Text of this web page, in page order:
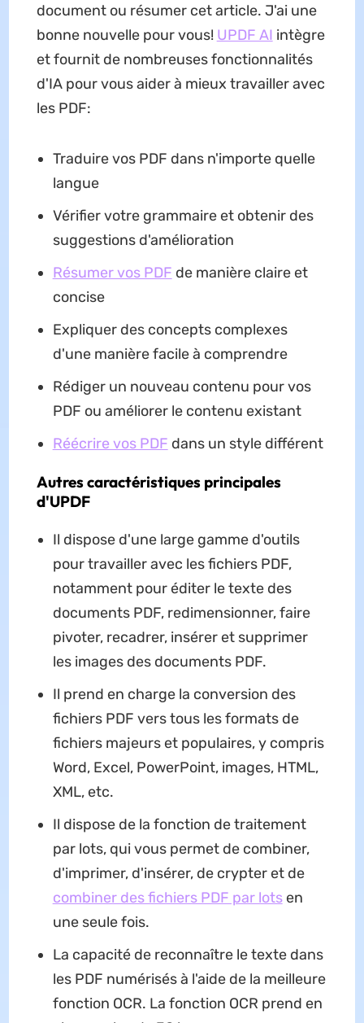
document ou résumer cet article. J'ai une
bonne nouvelle pour vous! UPDF AI intègre
et fournit de nombreuses fonctionnalités
d'IA pour vous aider à mieux travailler avec
les PDF:
Traduire vos PDF dans n'importe quelle
langue
Vérifier votre grammaire et obtenir des
suggestions d'amélioration
Résumer vos PDF de manière claire et
concise
Expliquer des concepts complexes
d'une manière facile à comprendre
Rédiger un nouveau contenu pour vos
PDF ou améliorer le contenu existant
Réécrire vos PDF dans un style différent
Autres caractéristiques principales
d'UPDF
Il dispose d'une large gamme d'outils
pour travailler avec les fichiers PDF,
notamment pour éditer le texte des
documents PDF, redimensionner, faire
pivoter, recadrer, insérer et supprimer
les images des documents PDF.
Il prend en charge la conversion des
fichiers PDF vers tous les formats de
fichiers majeurs et populaires, y compris
Word, Excel, PowerPoint, images, HTML,
XML, etc.
Il dispose de la fonction de traitement
par lots, qui vous permet de combiner,
d'imprimer, d'insérer, de crypter et de
combiner des fichiers PDF par lotsen
une seule fois.
La capacité de reconnaître le texte dans
les PDF numérisés à l'aide de la meilleure
fonction OCR. La fonction OCR prend en